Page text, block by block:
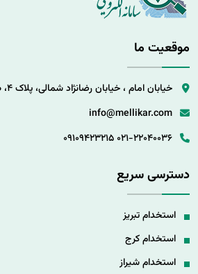
موقعیت ما
خیابان امام ، خیابان رضانژاد شمالی، پلاک 4، طبقه دوم غربی
info@mellikar.com
021-22040036
09109423215
دسترسی سریع
استخدام تبریز
استخدام کرج
استخدام شیراز